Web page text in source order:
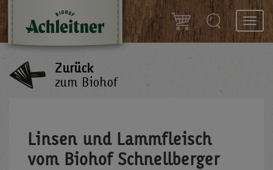
Zurück
zum Biohof
Linsen und Lammfleisch
vom Biohof Schnellberger